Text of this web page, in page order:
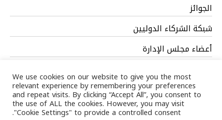
الجوائز
شبكة الشركاء الدوليين
أعضاء مجلس الإدارة
We use cookies on our website to give you the most
relevant experience by remembering your preferences
and repeat visits. By clicking “Accept All”, you consent to
the use of ALL the cookies. However, you may visit
"Cookie Settings" to provide a controlled consent.